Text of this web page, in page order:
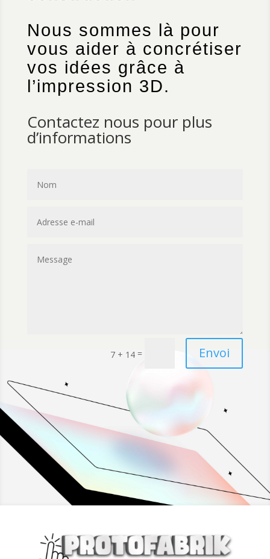
Nous sommes là pour
vous aider à concrétiser
vos idées grâce à
l’impression 3D.
Contactez nous pour plus
d’informations
7 + 14 = Envoi